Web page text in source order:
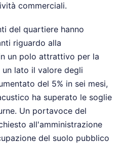
commerciali.
del quartiere hanno
riguardo alla
un polo attrattivo per la
un lato il valore degli
del 5% in sei mesi,
ha superato le soglie
Un portavoce del
all'amministrazione
del suolo pubblico